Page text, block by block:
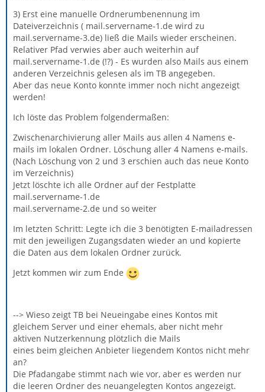
3) Erst eine manuelle Ordnerumbenennung im
Dateiverzeichnis ( mail.servername-1.de wird zu
mail.servername-3.de) ließ die Mails wieder erscheinen.
Relativer Pfad verwies aber auch weiterhin auf
mail.servername-1.de (!?) - Es wurden also Mails aus einem
anderen Verzeichnis gelesen als im TB angegeben.
Aber das neue Konto konnte immer noch nicht angezeigt
werden!
Ich löste das Problem folgendermaßen:
Zwischenarchivierung aller Mails aus allen 4 Namens e-
mails im lokalen Ordner. Löschung aller 4 Namens e-mails.
(Nach Löschung von 2 und 3 erschien auch das neue Konto
im Verzeichnis)
Jetzt löschte ich alle Ordner auf der Festplatte
mail.servername-1.de
mail.servername-2.de und so weiter
Im letzten Schritt: Legte ich die 3 benötigten E-mailadressen
mit den jeweiligen Zugangsdaten wieder an und kopierte
die Daten aus dem lokalen Ordner zurück.
Jetzt kommen wir zum Ende
--> Wieso zeigt TB bei Neueingabe eines Kontos mit
gleichem Server und einer ehemals, aber nicht mehr
aktiven Nutzerkennung plötzlich die Mails
eines beim gleichen Anbieter liegendem Kontos nicht mehr
an?
Die Pfadangabe stimmt nach wie vor, aber es werden nur
die leeren Ordner des neuangelegten Kontos angezeigt.